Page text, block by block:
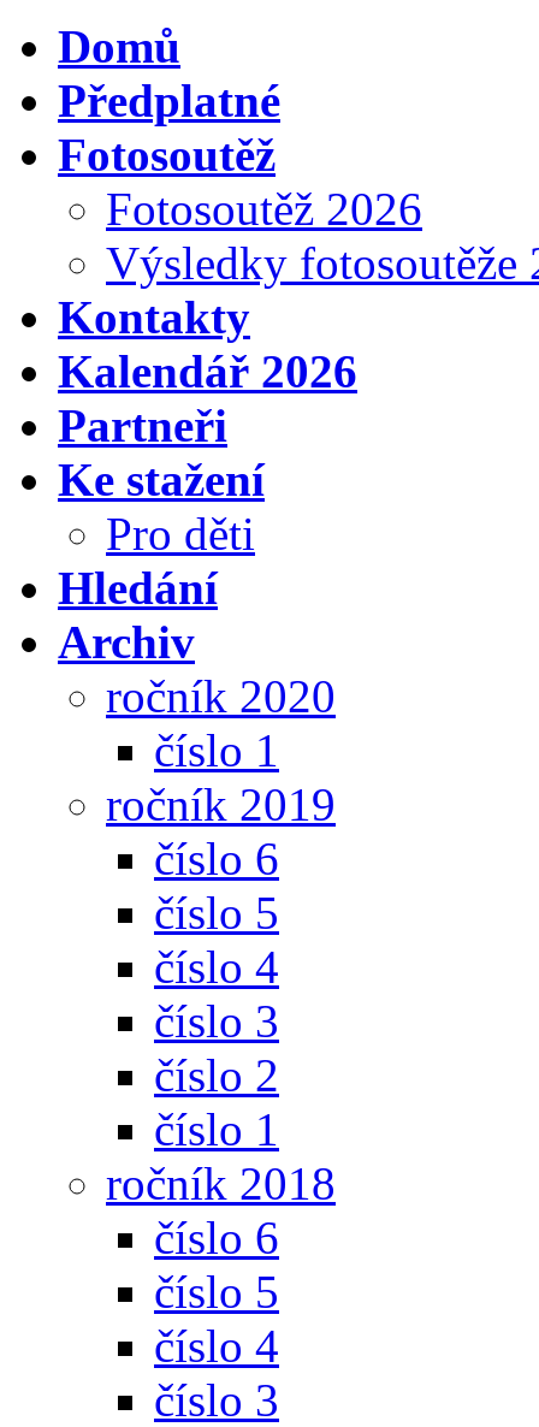
Domů
Předplatné
Fotosoutěž
Fotosoutěž 2026
Výsledky fotosoutěže
Kontakty
Kalendář 2026
Partneři
Ke stažení
Pro děti
Hledání
Archiv
ročník 2020
číslo 1
ročník 2019
číslo 6
číslo 5
číslo 4
číslo 3
číslo 2
číslo 1
ročník 2018
číslo 6
číslo 5
číslo 4
číslo 3